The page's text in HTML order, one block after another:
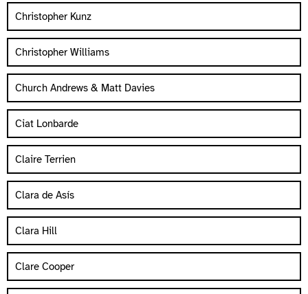
Christopher Kunz
Christopher Williams
Church Andrews & Matt Davies
Ciat Lonbarde
Claire Terrien
Clara de Asís
Clara Hill
Clare Cooper